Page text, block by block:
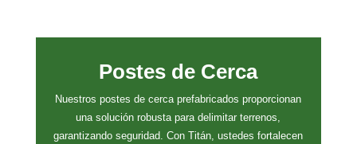
Postes de Cerca
Nuestros postes de cerca prefabricados proporcionan
una solución robusta para delimitar terrenos,
garantizando seguridad. Con Titán, ustedes fortalecen